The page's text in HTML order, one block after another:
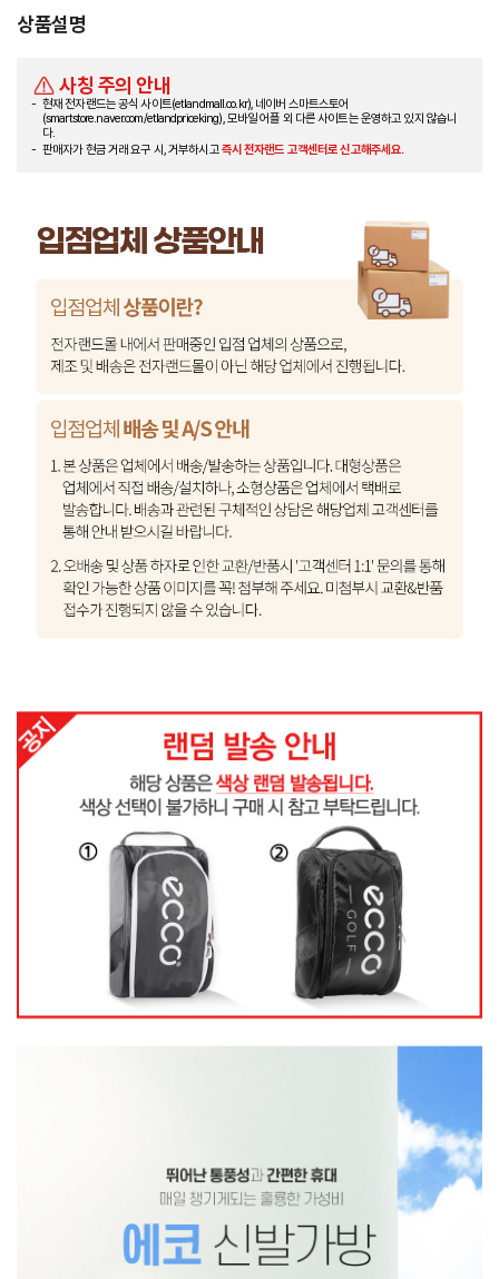
상품설명
사칭 주의 안내
현재 전자랜드는 공식 사이트(etlandmall.co.kr), 네이버 스마트스토어
(smartstore.naver.com/etlandpriceking), 모바일 어플 외 다른 사이트는 운영하고 있지 않습니
다.
판매자가 현금 거래 요구 시, 거부하시고즉시 전자랜드 고객센터로 신고해주세요.